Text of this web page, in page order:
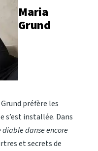
Maria
Grund
préfère les
s’est installée. Dans
diable danse encore
et secrets de